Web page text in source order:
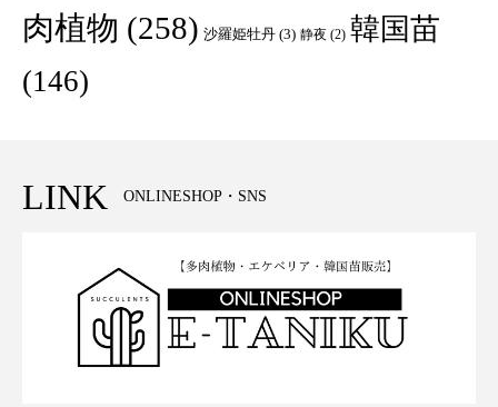
肉植物 (258) 沙羅姫牡丹 (3) 静夜 (2) 韓国苗
(146)
LINK ONLINESHOP・SNS